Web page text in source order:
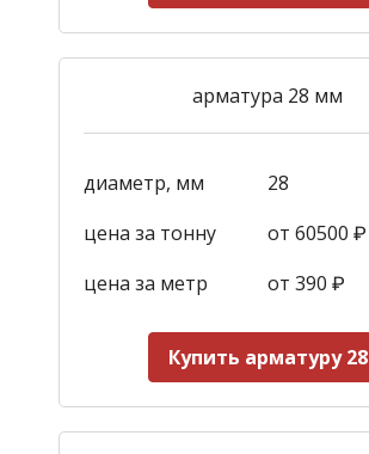
арматура 28 мм
диаметр, мм
28
цена за тонну
от 60500 ₽
цена за метр
от 390 ₽
Купить арматуру 28